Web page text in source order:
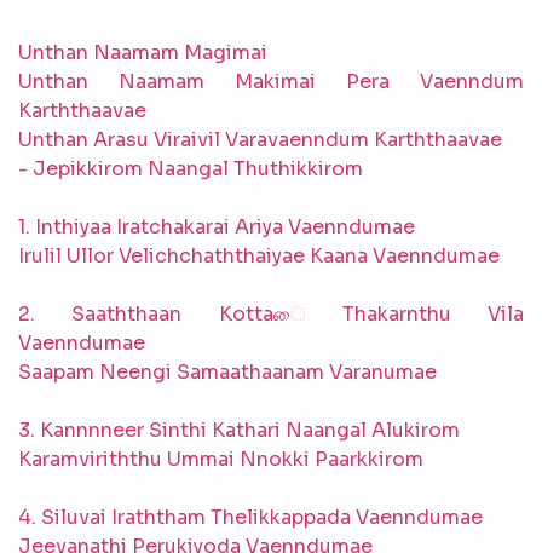
Unthan Naamam Magimai
Unthan Naamam Makimai Pera Vaenndum
Karththaavae
Unthan Arasu Viraivil Varavaenndum Karththaavae
- Jepikkirom Naangal Thuthikkirom
1. Inthiyaa Iratchakarai Ariya Vaenndumae
Irulil Ullor Velichchaththaiyae Kaana Vaenndumae
2. Saaththaan Kottaை Thakarnthu Vila
Vaenndumae
Saapam Neengi Samaathaanam Varanumae
3. Kannnneer Sinthi Kathari Naangal Alukirom
Karamviriththu Ummai Nnokki Paarkkirom
4. Siluvai Iraththam Thelikkappada Vaenndumae
Jeevanathi Perukiyoda Vaenndumae